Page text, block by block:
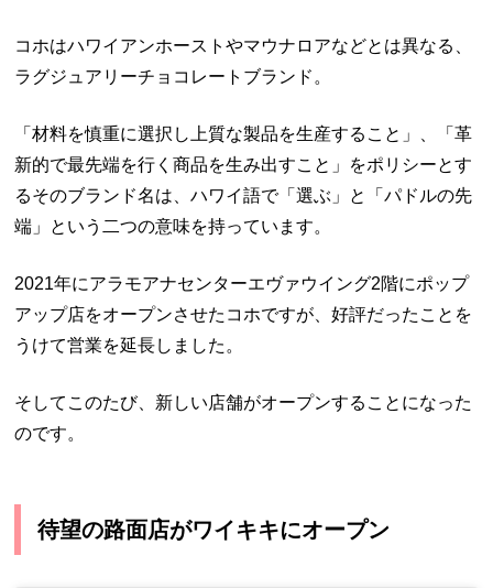
コホはハワイアンホーストやマウナロアなどとは異なる、
ラグジュアリーチョコレートブランド。
「材料を慎重に選択し上質な製品を生産すること」、「革
新的で最先端を行く商品を生み出すこと」をポリシーとす
るそのブランド名は、ハワイ語で「選ぶ」と「パドルの先
端」という二つの意味を持っています。
2021年にアラモアナセンターエヴァウイング2階にポップ
アップ店をオープンさせたコホですが、好評だったことを
うけて営業を延長しました。
そしてこのたび、新しい店舗がオープンすることになった
のです。
待望の路面店がワイキキにオープン